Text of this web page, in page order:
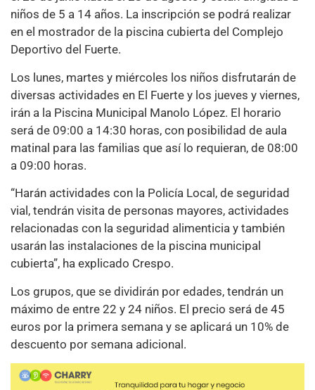
niños de 5 a 14 años. La inscripción se podrá realizar
en el mostrador de la piscina cubierta del Complejo
Deportivo del Fuerte.
Los lunes, martes y miércoles los niños disfrutarán de
diversas actividades en El Fuerte y los jueves y viernes,
irán a la Piscina Municipal Manolo López. El horario
será de 09:00 a 14:30 horas, con posibilidad de aula
matinal para las familias que así lo requieran, de 08:00
a 09:00 horas.
“Harán actividades con la Policía Local, de seguridad
vial, tendrán visita de personas mayores, actividades
relacionadas con la seguridad alimenticia y también
usarán las instalaciones de la piscina municipal
cubierta”, ha explicado Crespo.
Los grupos, que se dividirán por edades, tendrán un
máximo de entre 22 y 24 niños. El precio será de 45
euros por la primera semana y se aplicará un 10% de
descuento por semana adicional.